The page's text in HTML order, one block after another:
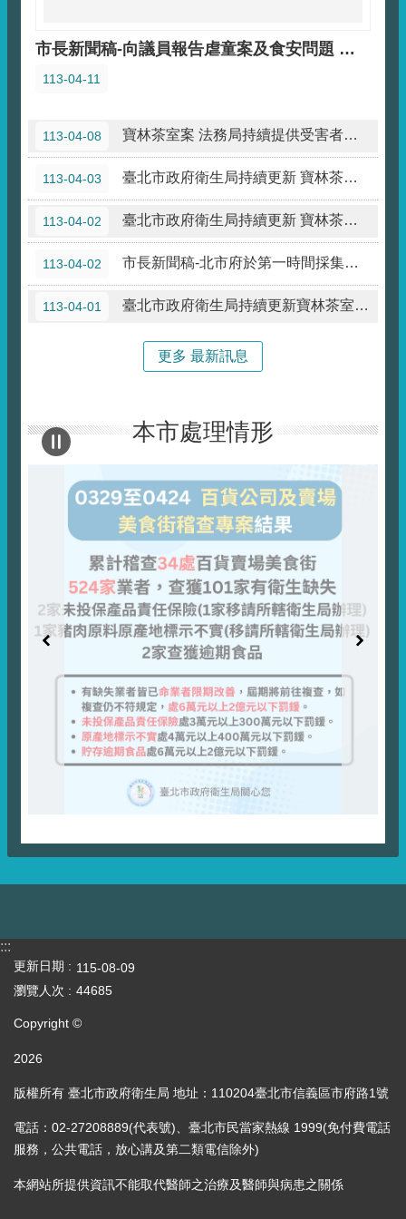
市長新聞稿-向議員報告虐童案及食安問題 蔣萬安：中央地方、跨縣市合作，共同為市民安全把關
113-04-11
113-04-08 寶林茶室案 法務局持續提供受害者及家屬法律協助
113-04-03 臺北市政府衛生局持續更新 寶林茶室食品中毒案最新進度及稽查結果
113-04-02 臺北市政府衛生局持續更新 寶林茶室食品中毒案最新進度及稽查結果
113-04-02 市長新聞稿-北市府於第一時間採集之關鍵跡證驗出米酵菌酸 蔣萬安：寶林的責任跑不掉
113-04-01 臺北市政府衛生局持續更新寶林茶室食品中毒案最新進度及稽查結果
更多 最新訊息
本市處理情形
:::
更新日期
115-08-09
瀏覽人次
44685
Copyright ©
2026
版權所有 臺北市政府衛生局 地址：110204臺北市信義區市府路1號
電話：02-27208889(代表號)、臺北市民當家熱線 1999(免付費電話
服務，公共電話，放心講及第二類電信除外)
本網站所提供資訊不能取代醫師之治療及醫師與病患之關係